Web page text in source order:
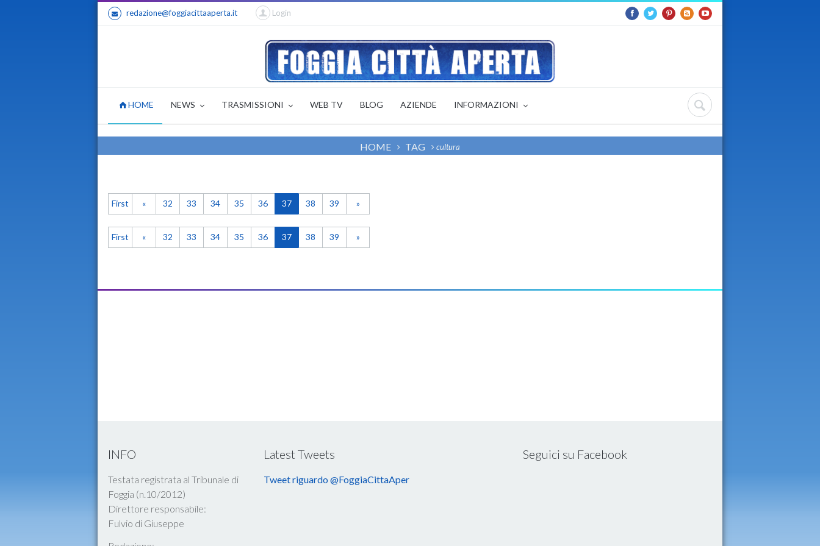
redazione@foggiacittaaperta.it Login
HOME NEWS TRASMISSIONI WEB TV BLOG AZIENDE INFORMAZIONI
HOME TAG cultura
First « 32 33 34 35 36 37 38 39 »
First « 32 33 34 35 36 37 38 39 »
INFO
Testata registrata al Tribunale di
Foggia (n.10/2012)
Direttore responsabile:
Fulvio di Giuseppe
Latest Tweets
Tweet riguardo @FoggiaCittaAper
Seguici su Facebook